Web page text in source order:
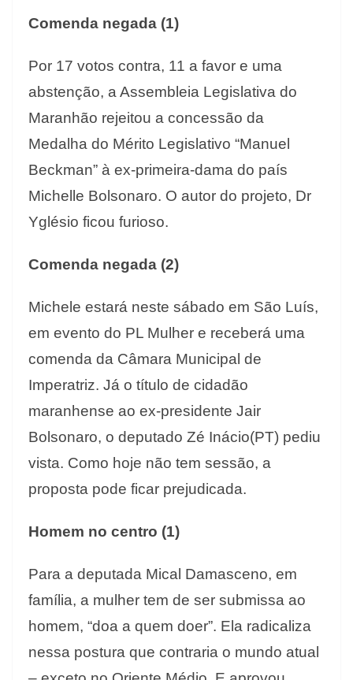
Comenda negada (1)
Por 17 votos contra, 11 a favor e uma
abstenção, a Assembleia Legislativa do
Maranhão rejeitou a concessão da
Medalha do Mérito Legislativo “Manuel
Beckman” à ex-primeira-dama do país
Michelle Bolsonaro. O autor do projeto, Dr
Yglésio ficou furioso.
Comenda negada (2)
Michele estará neste sábado em São Luís,
em evento do PL Mulher e receberá uma
comenda da Câmara Municipal de
Imperatriz. Já o título de cidadão
maranhense ao ex-presidente Jair
Bolsonaro, o deputado Zé Inácio(PT) pediu
vista. Como hoje não tem sessão, a
proposta pode ficar prejudicada.
Homem no centro (1)
Para a deputada Mical Damasceno, em
família, a mulher tem de ser submissa ao
homem, “doa a quem doer”. Ela radicaliza
nessa postura que contraria o mundo atual